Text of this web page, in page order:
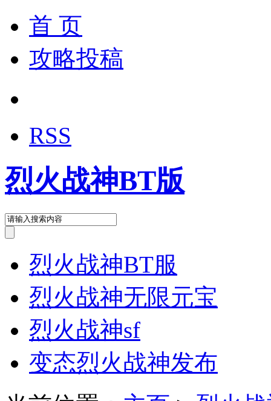
首 页
攻略投稿
RSS
烈火战神BT版
烈火战神BT服
烈火战神无限元宝
烈火战神sf
变态烈火战神发布